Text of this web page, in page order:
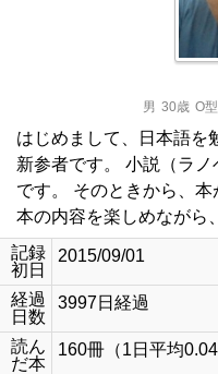
男 30歳 O型
はじめまして、日本語を
新参者です。 小説（ラ
です。 そのときから、本
本の内容を楽しめながら
記録
初日
2015/09/01
経過
日数
3997日経過
読ん
だ本
160冊（1日平均